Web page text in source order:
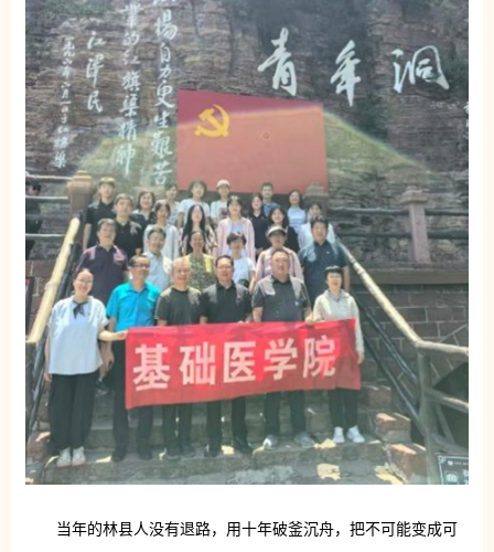
当年的林县人没有退路，用十年破釜沉舟，把不可能变成可